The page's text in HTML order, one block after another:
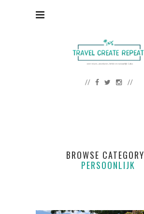
BROWSE CATEGORY
PERSOONLIJK